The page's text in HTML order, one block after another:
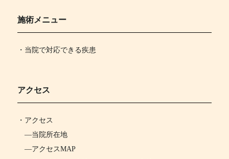
施術メニュー
・当院で対応できる疾患
アクセス
・ アクセス
―当院所在地
―アクセスMAP